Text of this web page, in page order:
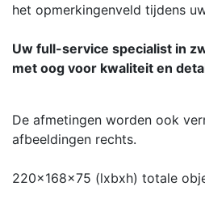
het opmerkingenveld tijdens
Uw full-service specialist in
met oog voor kwaliteit en
De afmetingen worden ook
afbeeldingen rechts.
220x168x75 (lxbxh) totale